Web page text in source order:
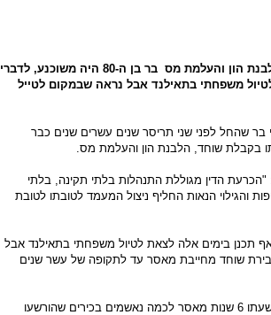
ראש עיריית ר"ג לשעבר, צבי בר הורשע בקבלת שוחד, הלבנת הון והעלמת מס בר בן ה-80 היה משוכנע, לדברי
משפחתי בתאילנד אבל נראה שבמקום לטייל
שהחל לפני שני תריסר שנים עשרים שנים כבר
בקבלת שוחד, הלבנת הון והעלמת מס.
הדין מגוללת התנהלות בלתי תקינה, בלתי
והגילוי הנאות החליף ניצול המעמד לטובתו לטובת
ואף תכנן בימים אלה לצאת לטיול משפחתי בתאילנד אבל
שוחד מחייבת מאסר עד לתקופה של עשר שנים
פסק דינו החמור של השופט דוד רוזן בפרשת הולילנד שגזר בשעתו 6 שנות מאסר לכמה נאשמים בכירים שהורשעו